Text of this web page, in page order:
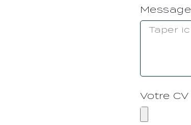
Message
Votre CV